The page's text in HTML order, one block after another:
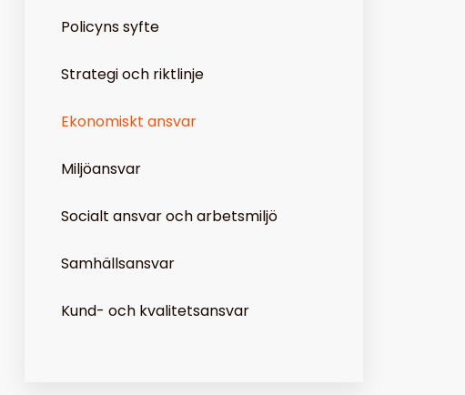
Policyns syfte
Strategi och riktlinje
Ekonomiskt ansvar
Miljöansvar
Socialt ansvar och arbetsmiljö
Samhällsansvar
Kund- och kvalitetsansvar